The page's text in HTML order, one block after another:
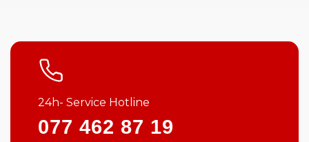
24h- Service Hotline
077 462 87 19